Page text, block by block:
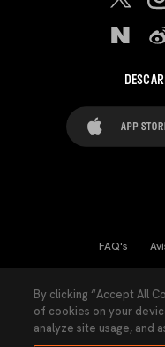
FAQ's
Llei de
By clicking “Accept All
of cookies on your
analyze site usage, and